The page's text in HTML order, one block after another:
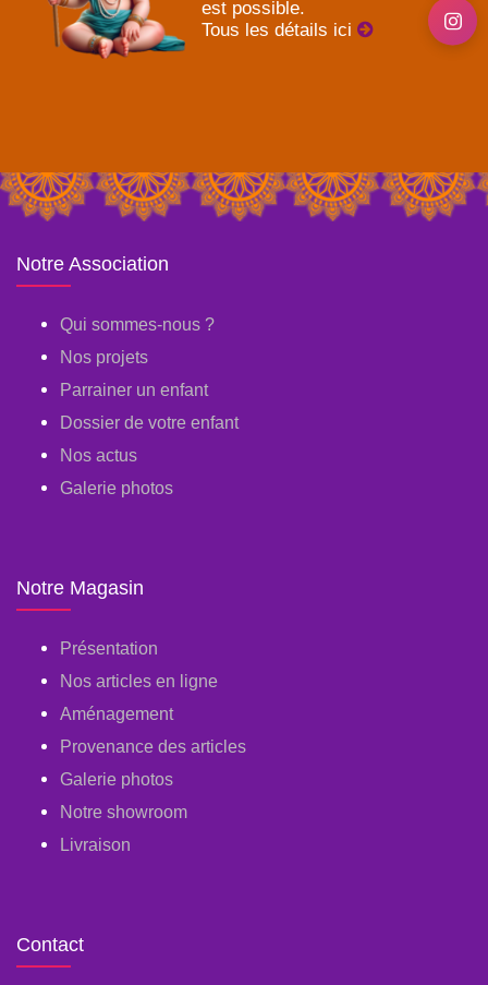
est possible.
Tous les détails ici
Notre Association
Qui sommes-nous ?
Nos projets
Parrainer un enfant
Dossier de votre enfant
Nos actus
Galerie photos
Notre Magasin
Présentation
Nos articles en ligne
Aménagement
Provenance des articles
Galerie photos
Notre showroom
Livraison
Contact